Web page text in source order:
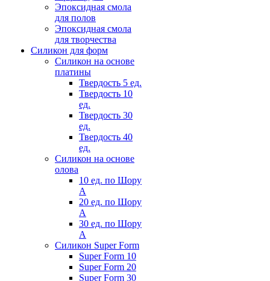
Эпоксидная смола
для полов
Эпоксидная смола
для творчества
Силикон для форм
Силикон на основе
платины
Твердость 5 ед.
Твердость 10
ед.
Твердость 30
ед.
Твердость 40
ед.
Силикон на основе
олова
10 ед. по Шору
А
20 ед. по Шору
А
30 ед. по Шору
А
Силикон Super Form
Super Form 10
Super Form 20
Super Form 30